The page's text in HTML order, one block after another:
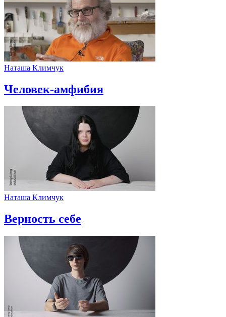
Наташа Климчук
Человек-амфибия
Наташа Климчук
Верность себе